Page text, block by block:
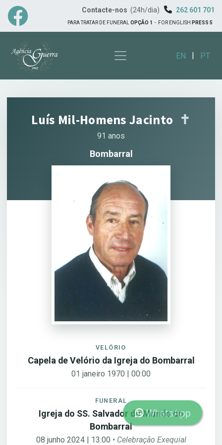
Contacte-nos (24h/dia) 262 601 701
PARA TRATAR DE FUNERAL OPÇÃO 1 - FOR ENGLISH PRESS 5
EN | PT
Luís Mil-Homens Jacinto ✝︎
91 anos
Bombarral
VELÓRIO
Capela de Velório da Igreja do Bombarral
01 janeiro 1970 | 00:00
FUNERAL
Igreja do SS. Salvador do Mundo do
Bombarral
08 junho 2024 | 13:00 • Celebração Exequial
WhatsApp